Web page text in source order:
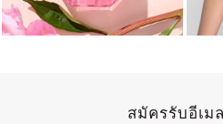
สมัครรับอีเม